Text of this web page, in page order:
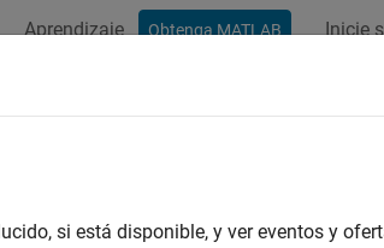
Aprendizaje Obtenga MATLAB Inicie
si está disponible, y ver eventos y